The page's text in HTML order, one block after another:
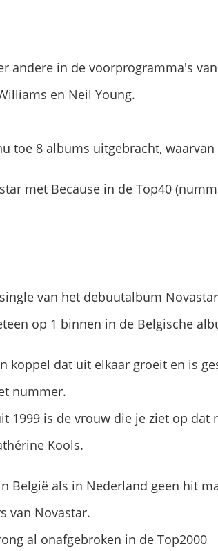
andere in de voorprogramma's
en Neil Young.
toe 8 albums uitgebracht,
met Because in de Top40
van het debuutalbum
op 1 binnen in de Belgische
koppel dat uit elkaar groeit en is
nummer.
1999 is de vrouw die je ziet op
Kools.
België als in Nederland geen hit
van Novastar.
al onafgebroken in de Top2000